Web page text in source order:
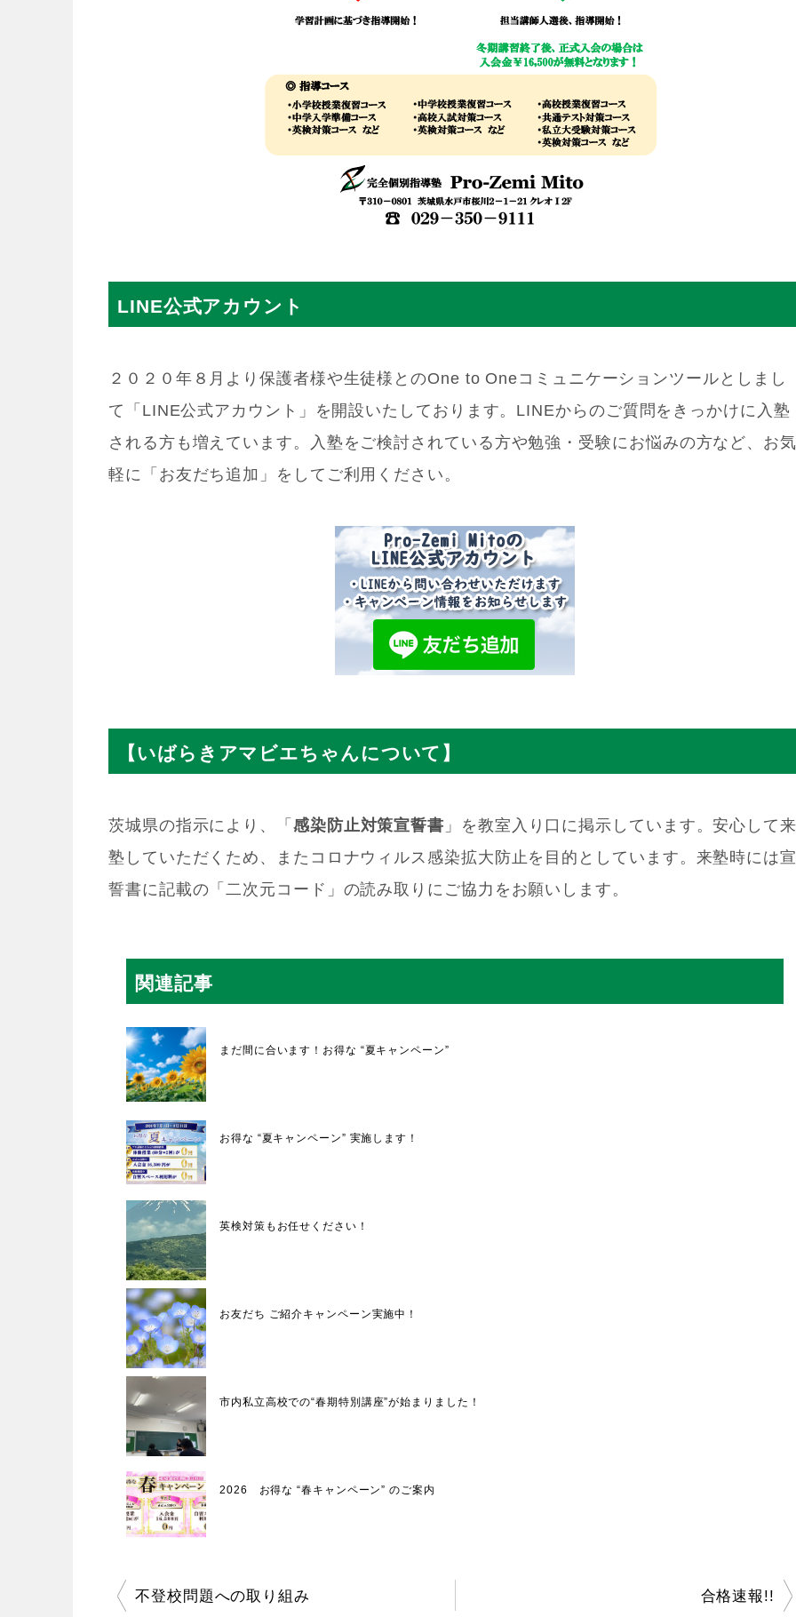
LINE公式アカウント
２０２０年８月より保護者様や生徒様とのOne to Oneコミュニケーションツールとしまし
て「LINE公式アカウント」を開設いたしております。LINEからのご質問をきっかけに入塾
される方も増えています。入塾をご検討されている方や勉強・受験にお悩みの方など、お気
軽に「お友だち追加」をしてご利用ください。
【いばらきアマビエちゃんについて】
茨城県の指示により、「 感染防止対策宣誓書 」を教室入り口に掲示しています。安心して来
塾していただくため、またコロナウィルス感染拡大防止を目的としています。来塾時には宣
誓書に記載の「二次元コード」の読み取りにご協力をお願いします。
関連記事
まだ間に合います！お得な “夏キャンペーン”
お得な “夏キャンペーン” 実施します！
英検対策もお任せください！
お友だち ご紹介キャンペーン実施中！
市内私立高校での“春期特別講座”が始まりました！
2026 お得な “春キャンペーン” のご案内
投不登校問題への取り組み 合格速報!!